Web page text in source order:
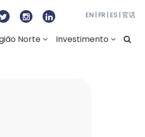
do Norte
EN | FR | ES | 官话
Norte Investimento